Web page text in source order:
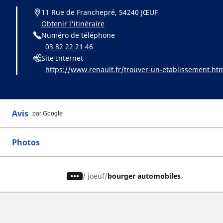
11 Rue de Franchepré, 54240 JŒUF
Obtenir l'itinéraire
Numéro de téléphone
03 82 22 21 46
Site Internet
https://www.renault.fr/trouver-un-
Avis par Google
Photos
/ joeuf bourger automobiles